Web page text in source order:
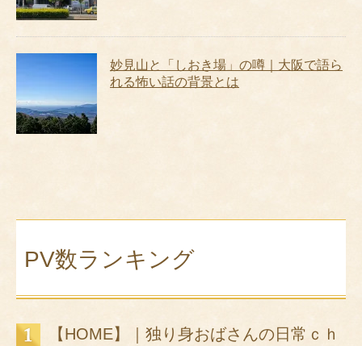
妙見山と「しおき場」の噂｜大阪で語ら
れる怖い話の背景とは
PV数ランキング
【HOME】｜独り身おばさんの日常ｃｈ